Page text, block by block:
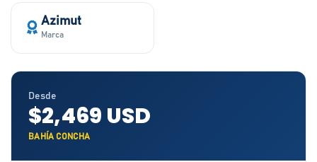
Azimut
Marca
Desde
$2,469 USD
BAHÍA CONCHA